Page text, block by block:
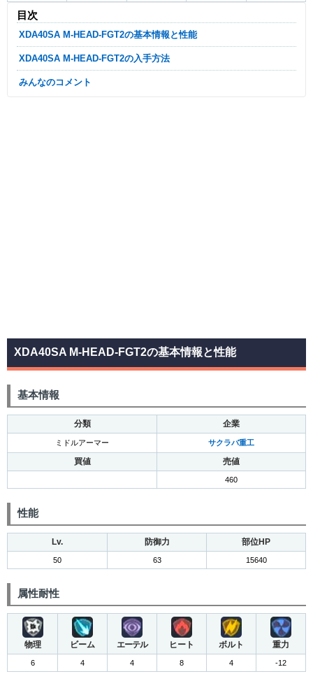
目次
XDA40SA M-HEAD-FGT2の基本情報と性能
XDA40SA M-HEAD-FGT2の入手方法
みんなのコメント
XDA40SA M-HEAD-FGT2の基本情報と性能
基本情報
分類 企業
ミドルアーマー サクラバ重工
買値 売値
460
性能
Lv. 防御力 部位HP
50 63 15640
属性耐性
物理 ビーム エーテル ヒート ボルト 重力
6 4 4 8 4 -12